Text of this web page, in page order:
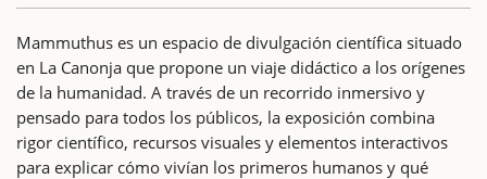
Mammuthus es un espacio de divulgación científica situado
en La Canonja que propone un viaje didáctico a los orígenes
de la humanidad. A través de un recorrido inmersivo y
pensado para todos los públicos, la exposición combina
rigor científico, recursos visuales y elementos interactivos
para explicar cómo vivían los primeros humanos y qué